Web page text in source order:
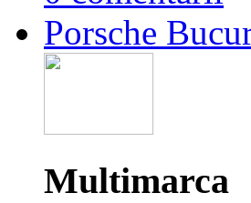
Porsche
Multimarca